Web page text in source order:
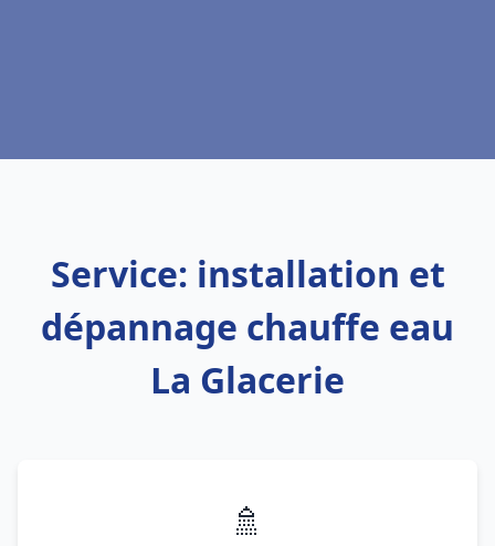
Service: installation et
dépannage chauffe eau
La Glacerie
🚿